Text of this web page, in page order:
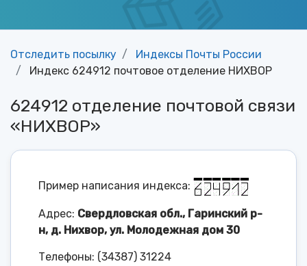
Отследить посылку
Индексы Почты России
Индекс 624912 почтовое отделение НИХВОР
624912 отделение почтовой связи
«НИХВОР»
Пример написания индекса:
Адрес: Свердловская обл., Гаринский р-
н, д. Нихвор, ул. Молодежная дом 30
Телефоны: (34387) 31224